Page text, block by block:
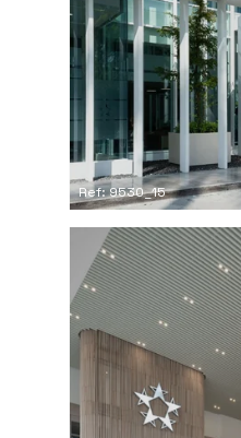
Ref: 9530_15